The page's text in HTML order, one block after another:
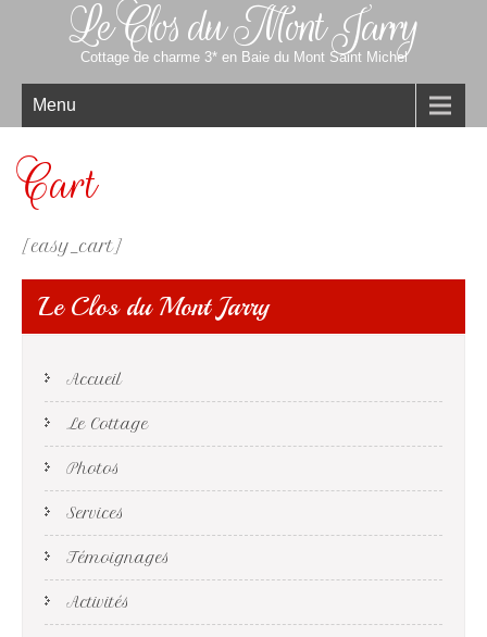
Le Clos du Mont Jarry
Cottage de charme 3* en Baie du Mont Saint Michel
Menu
Cart
[easy_cart]
Le Clos du Mont Jarry
Accueil
Le Cottage
Photos
Services
Témoignages
Activités